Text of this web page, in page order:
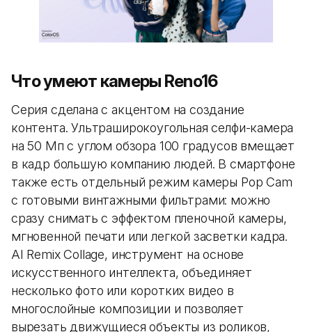
Что умеют камеры Reno16
Серия сделана с акцентом на создание
контента. Ультраширокоугольная селфи-камера
на 50 Мп с углом обзора 100 градусов вмещает
в кадр большую компанию людей. В смартфоне
также есть отдельный режим камеры Pop Cam
с готовыми винтажными фильтрами: можно
сразу снимать с эффектом пленочной камеры,
мгновенной печати или легкой засветки кадра.
AI Remix Collage, инструмент на основе
искусственного интеллекта, объединяет
несколько фото или коротких видео в
многослойные композиции и позволяет
вырезать движущиеся объекты из роликов,